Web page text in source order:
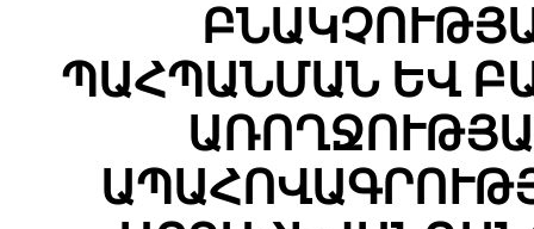
ՊԱՀՊԱՆՄԱՆ ԵՎ